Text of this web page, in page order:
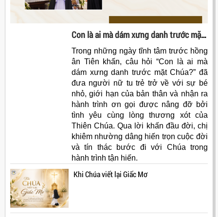
Con là ai mà dám xưng danh trước mặt Chúa?
Trong những ngày tĩnh tâm trước hồng
ân Tiên khấn, câu hỏi “Con là ai mà
dám xưng danh trước mặt Chúa?” đã
đưa người nữ tu trẻ trở về với sự bé
nhỏ, giới hạn của bản thân và nhận ra
hành trình ơn gọi được nâng đỡ bởi
tình yêu cùng lòng thương xót của
Thiên Chúa. Qua lời khấn đầu đời, chị
khiêm nhường dâng hiến trọn cuộc đời
và tín thác bước đi với Chúa trong
hành trình tận hiến.
Khi Chúa viết lại Giấc Mơ